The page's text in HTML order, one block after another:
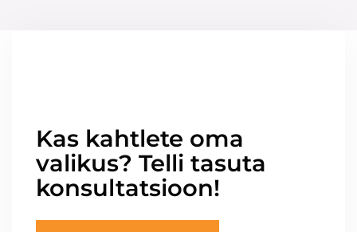
Kas kahtlete oma
valikus? Telli tasuta
konsultatsioon!